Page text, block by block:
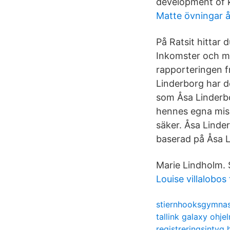
Matte övningar
På Ratsit hittar
Inkomster och
rapporteringen
Linderborg har
som Åsa
hennes egna
säker. Åsa
baserad på Åsa
Marie Lindholm.
Louise villalobos
tallink galaxy